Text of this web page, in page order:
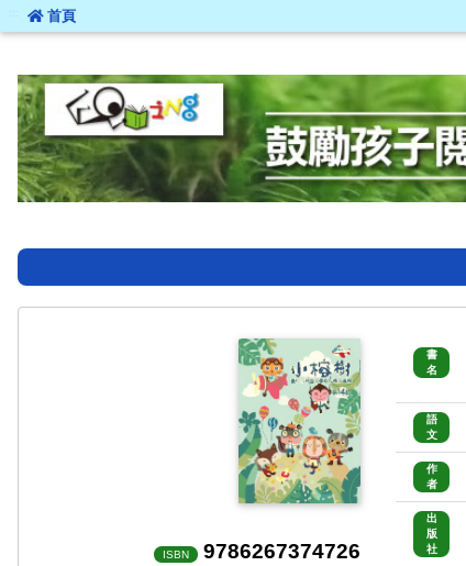
::: 首頁
ISBN 9786267374726
書
名
語
文
作
者
出
版
社